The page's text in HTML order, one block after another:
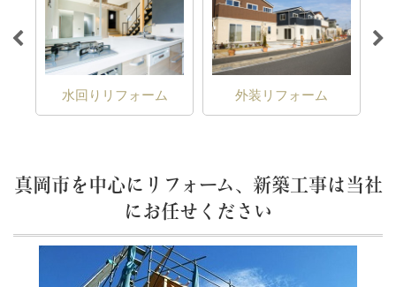
水回りリフォーム 外装リフォーム
真岡市を中心にリフォーム、新築工事は当社
にお任せください